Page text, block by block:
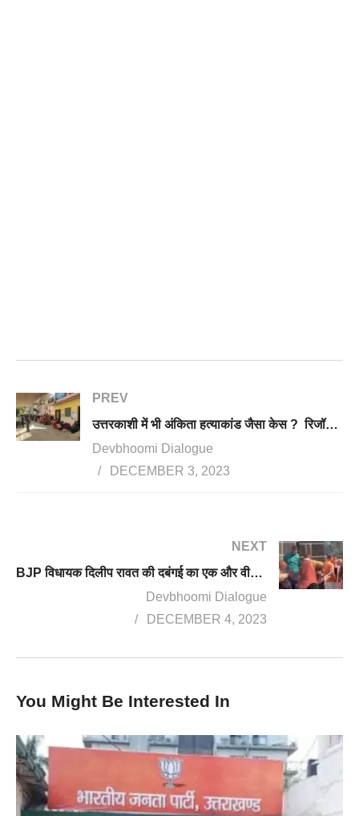
PREV
उत्तरकाशी में भी अंकिता हत्याकांड जैसा केस ? रिजॉर्ट में काम कर रही युवती की संदिग्ध हालत में मौत, हत्या का केस दर्ज
Devbhoomi Dialogue
DECEMBER 3, 2023
NEXT
BJP विधायक दिलीप रावत की दबंगई का एक और वीडियो वायरल, सिद्धबली मंदिर परिसर में युवक को समर्थकों से पिटवाया
Devbhoomi Dialogue
DECEMBER 4, 2023
You Might Be Interested In